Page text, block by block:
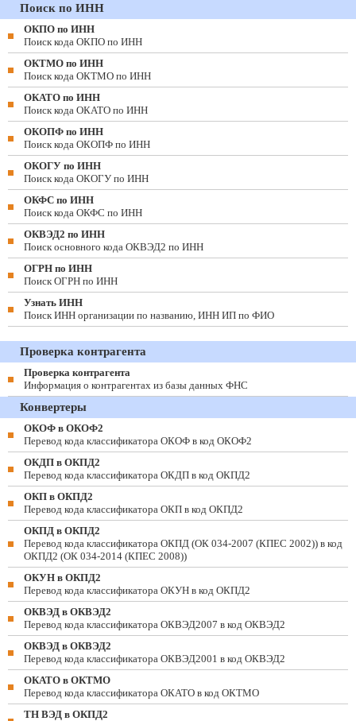
Поиск по ИНН
ОКПО по ИНН
Поиск кода ОКПО по ИНН
ОКТМО по ИНН
Поиск кода ОКТМО по ИНН
ОКАТО по ИНН
Поиск кода ОКАТО по ИНН
ОКОПФ по ИНН
Поиск кода ОКОПФ по ИНН
ОКОГУ по ИНН
Поиск кода ОКОГУ по ИНН
ОКФС по ИНН
Поиск кода ОКФС по ИНН
ОКВЭД2 по ИНН
Поиск основного кода ОКВЭД2 по ИНН
ОГРН по ИНН
Поиск ОГРН по ИНН
Узнать ИНН
Поиск ИНН организации по названию, ИНН ИП по ФИО
Проверка контрагента
Проверка контрагента
Информация о контрагентах из базы данных ФНС
Конвертеры
ОКОФ в ОКОФ2
Перевод кода классификатора ОКОФ в код ОКОФ2
ОКДП в ОКПД2
Перевод кода классификатора ОКДП в код ОКПД2
ОКП в ОКПД2
Перевод кода классификатора ОКП в код ОКПД2
ОКПД в ОКПД2
Перевод кода классификатора ОКПД (ОК 034-2007 (КПЕС 2002)) в код
ОКПД2 (ОК 034-2014 (КПЕС 2008))
ОКУН в ОКПД2
Перевод кода классификатора ОКУН в код ОКПД2
ОКВЭД в ОКВЭД2
Перевод кода классификатора ОКВЭД2007 в код ОКВЭД2
ОКВЭД в ОКВЭД2
Перевод кода классификатора ОКВЭД2001 в код ОКВЭД2
ОКАТО в ОКТМО
Перевод кода классификатора ОКАТО в код ОКТМО
ТН ВЭД в ОКПД2